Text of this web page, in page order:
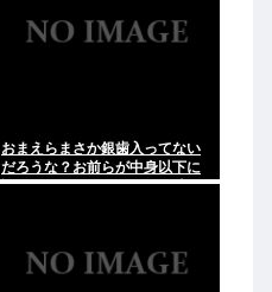
おまえらまさか銀歯入ってない
だろうな？お前らが中身以下に
評価される原因は口開けた時に